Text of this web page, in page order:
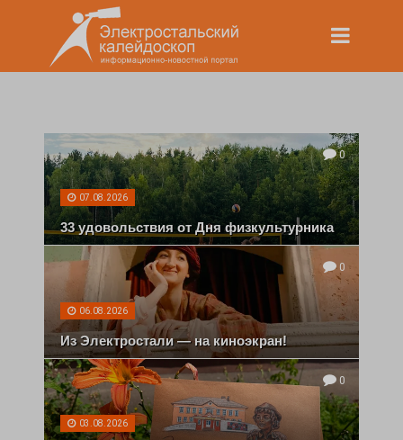
0
07.08.2026
33 удовольствия от Дня физкультурника
0
06.08.2026
Из Электростали — на киноэкран!
0
03.08.2026